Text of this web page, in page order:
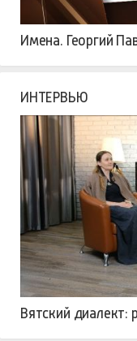
Имена. Георгий
ИНТЕРВЬЮ
Вятский